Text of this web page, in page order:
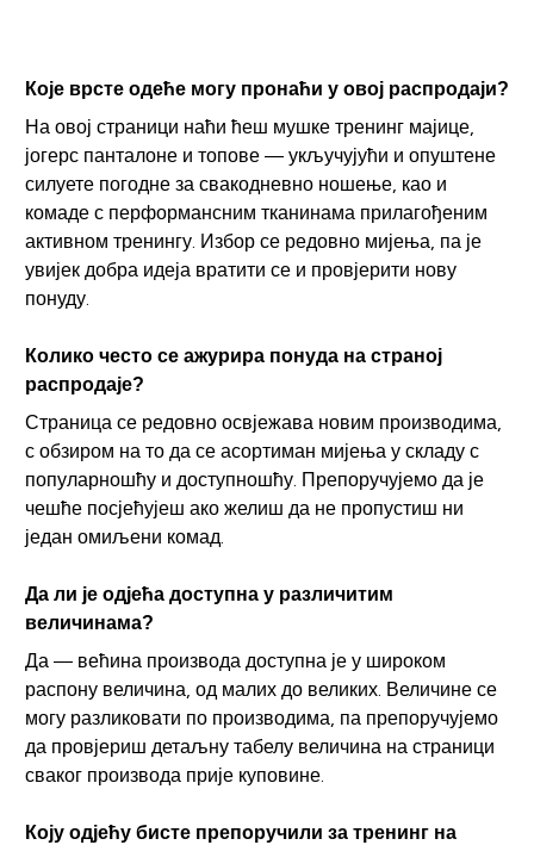
Које врсте одеће могу пронаћи у овој распродаји?
На овој страници наћи ћеш мушке тренинг мајице,
јогерс панталоне и топове — укључујући и опуштене
силуете погодне за свакодневно ношење, као и
комаде с перформансним тканинама прилагођеним
активном тренингу. Избор се редовно мијења, па је
увијек добра идеја вратити се и провјерити нову
понуду.
Колико често се ажурира понуда на страној
распродаје?
Страница се редовно освјежава новим производима,
с обзиром на то да се асортиман мијења у складу с
популарношћу и доступношћу. Препоручујемо да је
чешће посјећујеш ако желиш да не пропустиш ни
један омиљени комад.
Да ли је одјећа доступна у различитим
величинама?
Да — већина производа доступна је у широком
распону величина, од малих до великих. Величине се
могу разликовати по производима, па препоручујемо
да провјериш детаљну табелу величина на страници
сваког производа прије куповине.
Коју одјећу бисте препоручили за тренинг на